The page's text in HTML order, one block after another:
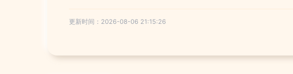
更新时间：2026-08-06 21:15:26